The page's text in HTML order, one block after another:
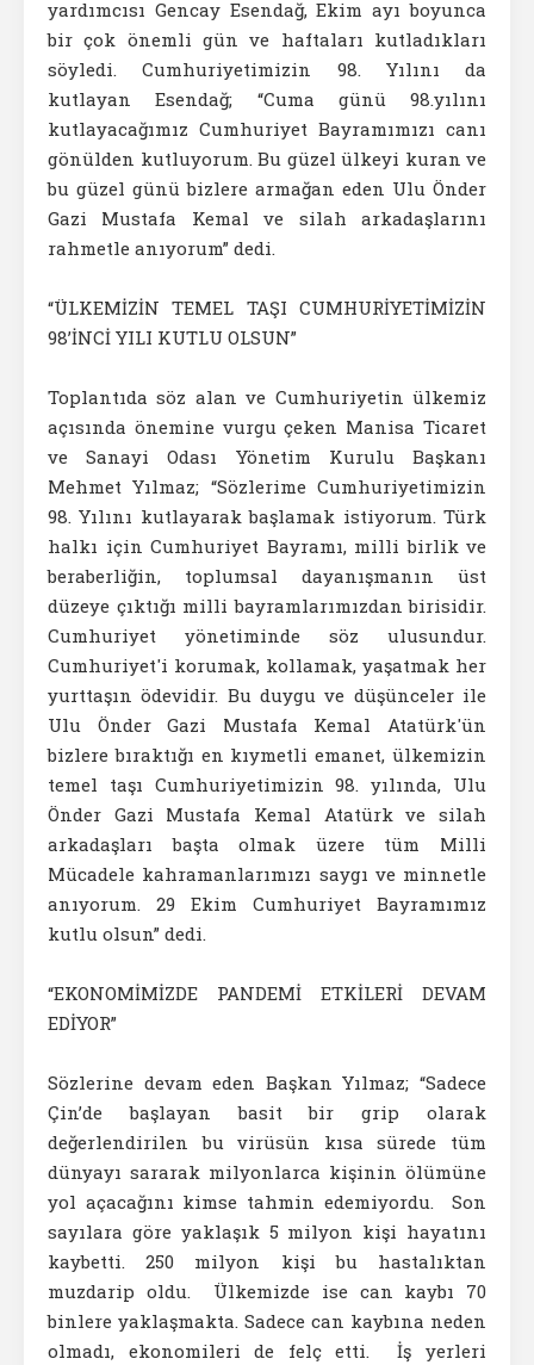
yardımcısı Gencay Esendağ, Ekim ayı boyunca
bir çok önemli gün ve haftaları kutladıkları
söyledi. Cumhuriyetimizin 98. Yılını da
kutlayan Esendağ; “Cuma günü 98.yılını
kutlayacağımız Cumhuriyet Bayramımızı canı
gönülden kutluyorum. Bu güzel ülkeyi kuran ve
bu güzel günü bizlere armağan eden Ulu Önder
Gazi Mustafa Kemal ve silah arkadaşlarını
rahmetle anıyorum” dedi.
“ÜLKEMİZİN TEMEL TAŞI CUMHURİYETİMİZİN
98’İNCİ YILI KUTLU OLSUN”
Toplantıda söz alan ve Cumhuriyetin ülkemiz
açısında önemine vurgu çeken Manisa Ticaret
ve Sanayi Odası Yönetim Kurulu Başkanı
Mehmet Yılmaz; “Sözlerime Cumhuriyetimizin
98. Yılını kutlayarak başlamak istiyorum. Türk
halkı için Cumhuriyet Bayramı, milli birlik ve
beraberliğin, toplumsal dayanışmanın üst
düzeye çıktığı milli bayramlarımızdan birisidir.
Cumhuriyet yönetiminde söz ulusundur.
Cumhuriyet'i korumak, kollamak, yaşatmak her
yurttaşın ödevidir. Bu duygu ve düşünceler ile
Ulu Önder Gazi Mustafa Kemal Atatürk'ün
bizlere bıraktığı en kıymetli emanet, ülkemizin
temel taşı Cumhuriyetimizin 98. yılında, Ulu
Önder Gazi Mustafa Kemal Atatürk ve silah
arkadaşları başta olmak üzere tüm Milli
Mücadele kahramanlarımızı saygı ve minnetle
anıyorum. 29 Ekim Cumhuriyet Bayramımız
kutlu olsun” dedi.
“EKONOMİMİZDE PANDEMİ ETKİLERİ DEVAM
EDİYOR”
Sözlerine devam eden Başkan Yılmaz; “Sadece
Çin’de başlayan basit bir grip olarak
değerlendirilen bu virüsün kısa sürede tüm
dünyayı sararak milyonlarca kişinin ölümüne
yol açacağını kimse tahmin edemiyordu. Son
sayılara göre yaklaşık 5 milyon kişi hayatını
kaybetti. 250 milyon kişi bu hastalıktan
muzdarip oldu. Ülkemizde ise can kaybı 70
binlere yaklaşmakta. Sadece can kaybına neden
olmadı, ekonomileri de felç etti. İş yerleri